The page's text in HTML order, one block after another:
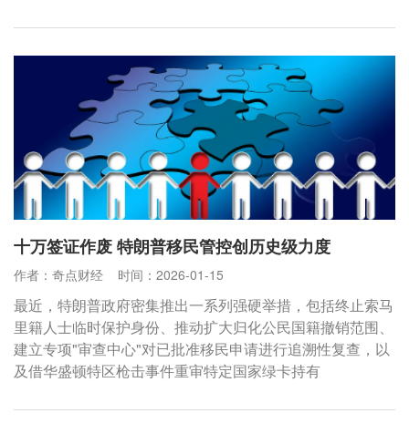
十万签证作废 特朗普移民管控创历史级力度
作者：奇点财经 时间：2026-01-15
最近，特朗普政府密集推出一系列强硬举措，包括终止索马
里籍人士临时保护身份、推动扩大归化公民国籍撤销范围、
建立专项"审查中心"对已批准移民申请进行追溯性复查，以
及借华盛顿特区枪击事件重审特定国家绿卡持有